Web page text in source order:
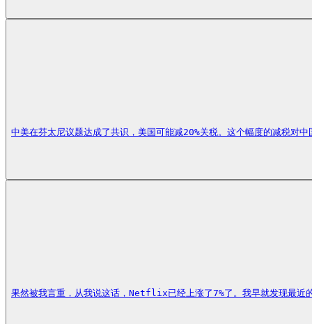
中美在芬太尼议题达成了共识，美国可能减20%关税。这个幅度的减税对
果然被我言重，从我说这话，Netflix已经上涨了7%了。我早就发现最近